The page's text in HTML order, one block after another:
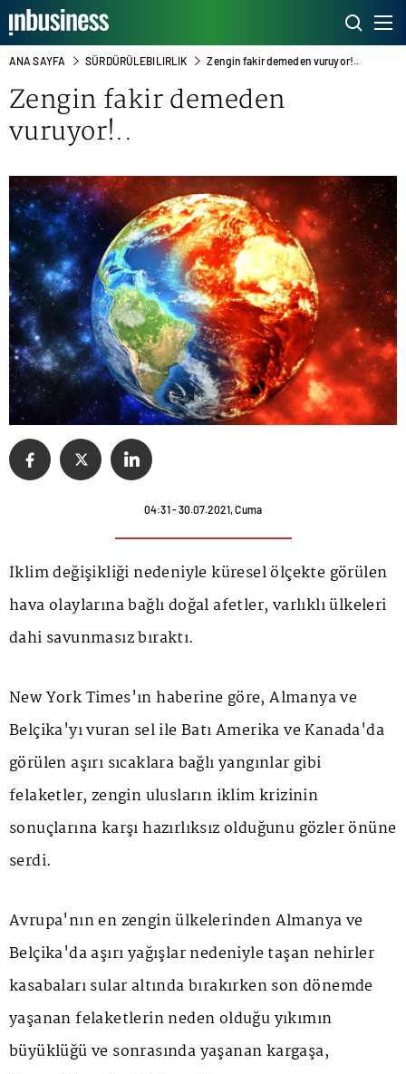
ANA SAYFA SÜRDÜRÜLEBILIRLIK Zengin fakir demeden vuruyor!..
Zengin fakir demeden
vuruyor!..
04:31 - 30.07.2021, Cuma
İklim değişikliği nedeniyle küresel ölçekte görülen
hava olaylarına bağlı doğal afetler, varlıklı ülkeleri
dahi savunmasız bıraktı.
New York Times'ın haberine göre, Almanya ve
Belçika'yı vuran sel ile Batı Amerika ve Kanada'da
görülen aşırı sıcaklara bağlı yangınlar gibi
felaketler, zengin ulusların iklim krizinin
sonuçlarına karşı hazırlıksız olduğunu gözler önüne
serdi.
Avrupa'nın en zengin ülkelerinden Almanya ve
Belçika'da aşırı yağışlar nedeniyle taşan nehirler
kasabaları sular altında bırakırken son dönemde
yaşanan felaketlerin neden olduğu yıkımın
büyüklüğü ve sonrasında yaşanan kargaşa,